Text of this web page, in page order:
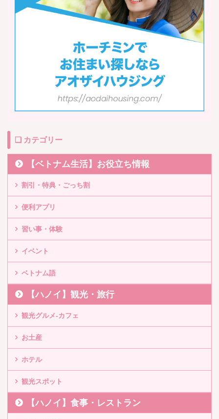
❏ カテゴリー
【ベトナム生活】お役立ち情報
割引・特典・ごっち割
便利アプリ
習い事・体験
イベント
ベトナム語
【ハノイ】観光・旅行
観光グルメ-カフェ
お土産
ホテル
観光スポット
【ハノイ】食事・レストラン